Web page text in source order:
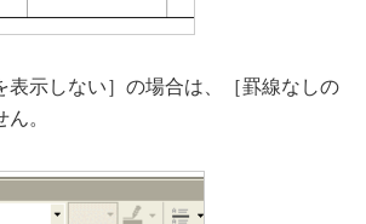
表示しない］の場合は、［罫線なしの
。